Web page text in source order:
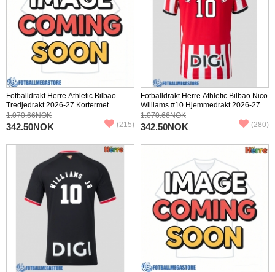
Fotballdrakt Herre Athletic Bilbao
Tredjedrakt 2026-27 Kortermet
1.070.66NOK
342.50NOK (215)
Fotballdrakt Herre Athletic Bilbao Nico
Williams #10 Hjemmedrakt 2026-27
Kortermet
1.070.66NOK
342.50NOK (280)